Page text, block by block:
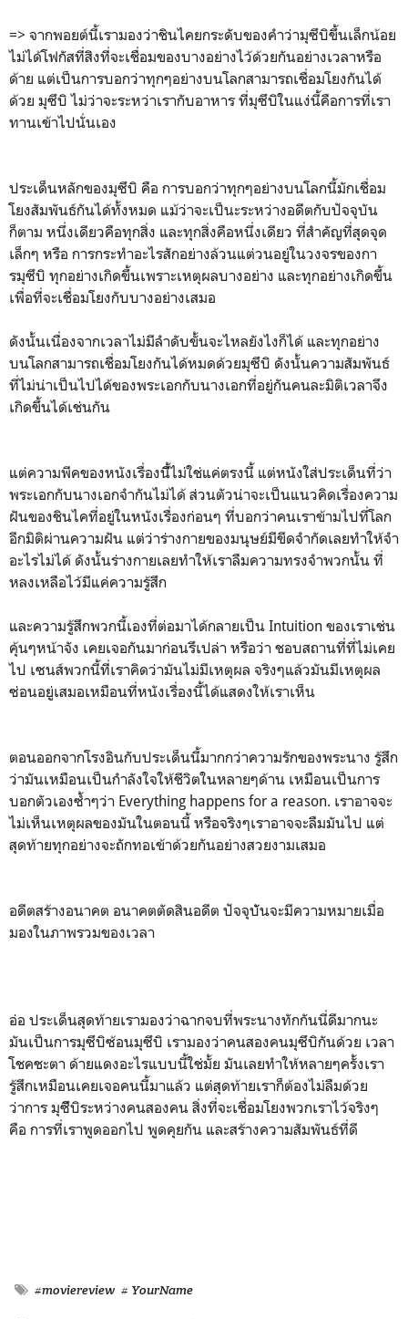
=> จากพอยต์นี้เรามองว่าชินไคยกระดับของคำว่ามุซึบิขึ้นเล็กน้อย
ไม่ได้โฟกัสที่ส่ิงที่จะเชื่อมของบางอย่างไว้ด้วยกันอย่างเวลาหรือ
ด้าย แต่เป็นการบอกว่าทุกๆอย่างบนโลกสามารถเชื่อมโยงกันได้
ด้วย มุซึบิ ไม่ว่าจะระหว่าเรากับอาหาร ที่มุซึบิในแง่นี้คือการที่เรา
ทานเข้าไปนั่นเอง
ประเด็นหลักของมุซึบิ คือ การบอกว่าทุกๆอย่างบนโลกนี้มักเชื่อม
โยงสัมพันธ์กันได้ทั้งหมด แม้ว่าจะเป็นะระหว่างอดีตกับปัจจุบัน
ก็ตาม หนึ่งเดียวคือทุกสิ่ง และทุกสิ่งคือหนึ่งเดียว ที่สำคัญที่สุดจุด
เล็กๆ หรือ การกระทำอะไรสักอย่างล้วนแต่วนอยู่ในวงจรของกา
รมุซึบิ ทุกอย่างเกิดขึ้นเพราะเหตุผลบางอย่าง และทุกอย่างเกิดขึ้น
เพื่อที่จะเชื่อมโยงกับบางอย่างเสมอ
ดังนั้นเนื่องจากเวลาไม่มีลำดับขั้นจะไหลยังไงก็ได้ และทุกอย่าง
บนโลกสามารถเชื่อมโยงกันได้หมดด้วยมุซึบิ ดังนั้นความสัมพันธ์
ที่ไม่น่าเป็นไปได้ของพระเอกกับนางเอกที่อยู่กันคนละมิติเวลาจึง
เกิดขึ้นได้เช่นกัน
แต่ความพีคของหนังเรื่องนีื้ไม่ใช่แค่ตรงนี้ แต่หนังใส่ประเด็นที่ว่า
พระเอกกับนางเอกจำกันไม่ได้ ส่วนตัวน่าจะเป็นแนวคิดเรื่องความ
ฝันของชินไคที่อยู่ในหนังเรื่องก่อนๆ ที่บอกว่าคนเราข้ามไปที่โลก
อีกมิติผ่านความฝัน แต่ว่าร่างกายของมนุษย์มีขีดจำกัดเลยทำให้จำ
อะไรไม่ได้ ดังนั้นร่างกายเลยทำให้เราลืมความทรงจำพวกนั้น ที่
หลงเหลือไว้มีแค่ความรู้สึก
และความรู้สึกพวกนี้เองที่ต่อมาได้กลายเป็น Intuition ของเราเช่น
คุ้นๆหน้าจัง เคยเจอกันมาก่อนรึเปล่า หรือว่า ชอบสถานที่ที่ไม่เคย
ไป เซนส์พวกนี้ที่เราคิดว่ามันไม่มีเหตุผล จริงๆแล้วมันมีเหตุผล
ซ่อนอยู่เสมอเหมือนที่หนังเรื่องนี้ได้แสดงให้เราเห็น
ตอนออกจากโรงอินกับประเด็นนี้มากกว่าความรักของพระนาง รู้สึก
ว่ามันเหมือนเป็นกำลังใจให้ชีวิตในหลายๆด้าน เหมือนเป็นการ
บอกตัวเองซ้ำๆว่า Everything happens for a reason. เราอาจจะ
ไม่เห็นเหตุผลของมันในตอนนี้ หรือจริงๆเราอาจจะลืมมันไป แต่
สุดท้ายทุกอย่างจะถักทอเข้าด้วยกันอย่างสวยงามเสมอ
อดีตสร้างอนาคต อนาคตตัดสินอดีต ปัจจุบัันจะมีความหมายเมื่อ
มองในภาพรวมของเวลา
อ่อ ประเด็นสุดท้ายเรามองว่าฉากจบที่พระนางทักกันนี่ดีมากนะ
มันเป็นการมุซึบิซ้อนมุซึบิ เรามองว่าคนสองคนมุซึบิกันด้วย เวลา
โชคชะตา ด้ายแดงอะไรแบบนี้ใช่มั้ย มันเลยทำให้หลายๆครั้งเรา
รู้สึกเหมือนเคยเจอคนนี้มาแล้ว แต่สุดท้ายเราก็ต้องไม่ลืมด้วย
ว่าการ มุซึิบิระหว่างคนสองคน สิ่งที่จะเชื่อมโยงพวกเราไว้จริงๆ
คือ การที่เราพูดออกไป พูดคุยกัน และสร้างความสัมพันธ์ที่ดี
#moviereview # YourName